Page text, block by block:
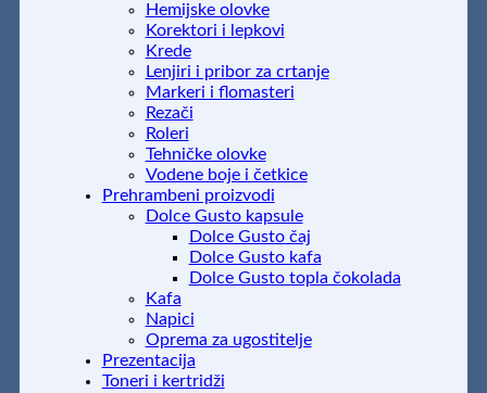
Hemijske olovke
Korektori i lepkovi
Krede
Lenjiri i pribor za crtanje
Markeri i flomasteri
Rezači
Roleri
Tehničke olovke
Vodene boje i četkice
Prehrambeni proizvodi
Dolce Gusto kapsule
Dolce Gusto čaj
Dolce Gusto kafa
Dolce Gusto topla čokolada
Kafa
Napici
Oprema za ugostitelje
Prezentacija
Toneri i kertridži